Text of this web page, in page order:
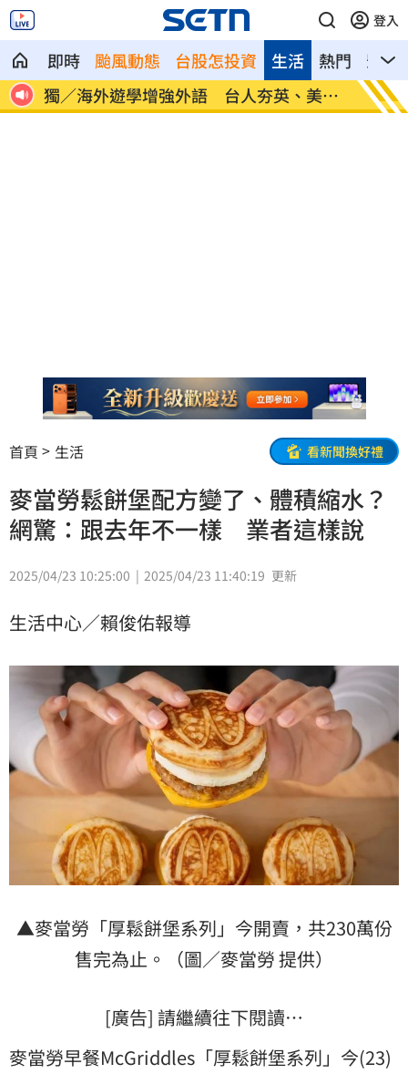
登入
即時 颱風動態 台股怎投資 熱門 影音
生活
30
獨／海外遊學增強外語 台人夯英、美、
加
長尾
因
首頁 生活 看新聞換好禮
麥當勞鬆餅堡配方變了、體積縮水？
網驚：跟去年不一樣 業者這樣說
2025/04/23 10:25:00 2025/04/23 11:40:19 更新
生活中心／賴俊佑報導
▲麥當勞「厚鬆餅堡系列」今開賣，共230萬份
售完為止。（圖／麥當勞 提供）
[廣告] 請繼續往下閱讀…
麥當勞早餐McGriddles「厚鬆餅堡系列」今(23)